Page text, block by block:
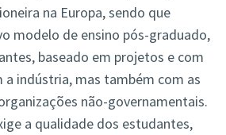
na Europa, sendo que
modelo de ensino pós-graduado,
baseado em projetos e com
indústria, mas também com as
não-governamentais.
a qualidade dos estudantes,